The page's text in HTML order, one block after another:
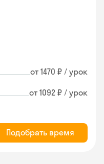
от 1470 ₽ / урок
от 1092 ₽ / урок
Подобрать время